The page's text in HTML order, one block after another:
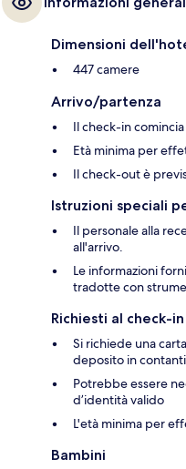
Dimensioni
447 camere
Arrivo/partenza
Il check-in
Età minima per
Il check-out è
Istruzioni speciali
Il personale alla
all'arrivo.
Le informazioni
tradotte con
Richiesti al check-in
Si richiede una
deposito in
Potrebbe essere
d’identità valido
L'età minima per
Bambini